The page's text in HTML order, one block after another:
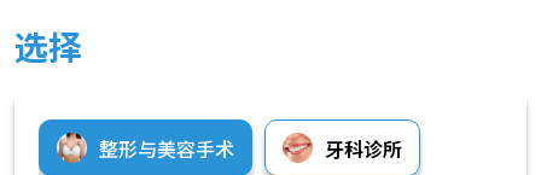
选择
整形与美容手术 牙科诊所